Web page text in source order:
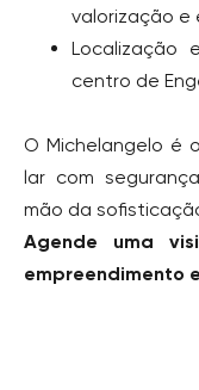
valorização e
Localização
centro de
O Michelangelo é
lar com
mão da
Agende uma
empreendimento